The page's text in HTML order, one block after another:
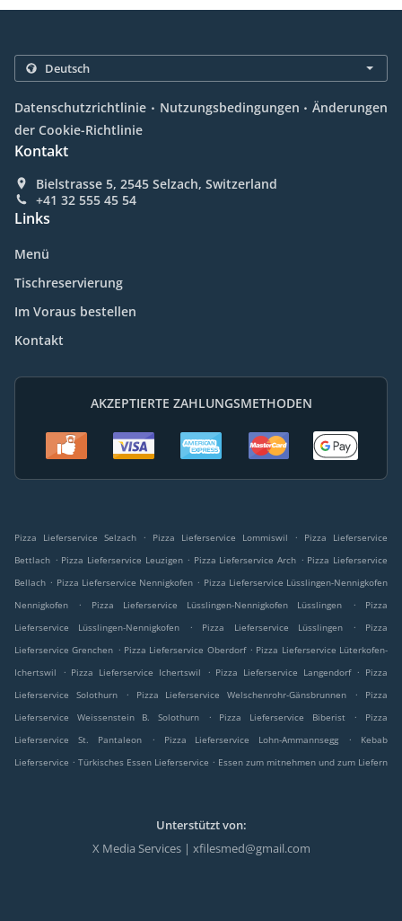
Datenschutzrichtlinie . Nutzungsbedingungen . Änderungen
der Cookie-Richtlinie
Kontakt
Bielstrasse 5, 2545 Selzach, Switzerland
+41 32 555 45 54
Links
Menü
Tischreservierung
Im Voraus bestellen
Kontakt
AKZEPTIERTE ZAHLUNGSMETHODEN
Pizza Lieferservice Selzach . Pizza Lieferservice Lommiswil .
Pizza Lieferservice
Bettlach . Pizza Lieferservice Leuzigen . Pizza Lieferservice Arch . Pizza Lieferservice
Bellach . Pizza Lieferservice Nennigkofen . Pizza Lieferservice Lüsslingen-Nennigkofen
Nennigkofen
. Pizza Lieferservice Lüsslingen-Nennigkofen Lüsslingen .
Pizza
Lieferservice Lüsslingen-Nennigkofen
. Pizza Lieferservice Lüsslingen .
Pizza
Lieferservice Grenchen . Pizza Lieferservice Oberdorf . Pizza Lieferservice Lüterkofen-
Ichertswil
. Pizza Lieferservice Ichertswil . Pizza Lieferservice Langendorf . Pizza
Lieferservice Solothurn
. Pizza Lieferservice Welschenrohr-Gänsbrunnen .
Pizza
Lieferservice Weissenstein B. Solothurn
. Pizza Lieferservice Biberist .
Pizza
Lieferservice St. Pantaleon
. Pizza Lieferservice Lohn-Ammannsegg .
Kebab
Lieferservice . Türkisches Essen Lieferservice . Essen zum mitnehmen und zum Liefern
Unterstützt von:
X Media Services | xfilesmed@gmail.com